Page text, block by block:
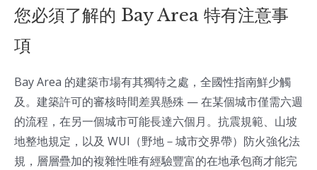
您必須了解的 Bay Area 特有注意事
項
Bay Area 的建築市場有其獨特之處，全國性指南鮮少觸
及。建築許可的審核時間差異懸殊 — 在某個城市僅需六週
的流程，在另一個城市可能長達六個月。抗震規範、山坡
地整地規定，以及 WUI（野地－城市交界帶）防火強化法
規，層層疊加的複雜性唯有經驗豐富的在地承包商才能完